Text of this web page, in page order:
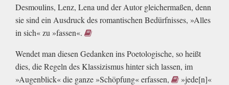
Desmoulins, Lenz, Lena und der Autor gleichermaßen, denn
sie sind ein Ausdruck des romantischen Bedürfnisses, »Alles
in sich« zu »fassen«.
Wendet man diesen Gedanken ins Poetologische, so heißt
dies, die Regeln des Klassizismus hinter sich lassen, im
»Augenblick« die ganze »Schöpfung« erfassen,
»jede[n]«